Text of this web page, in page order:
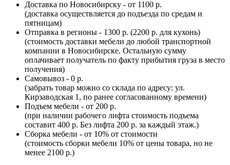
Доставка по Новосибирску - от 1100 р.
(доставка осуществляется до подъезда по средам и
пятницам)
Отправка в регионы - 1300 р. (2200 р. для кухонь)
(стоимость доставки мебели до любой транспортной
компании в Новосибирске. Остальную сумму
оплачивает получатель по факту прибытия груза в место
получения)
Самовывоз - 0 р.
(забрать товар можно со склада по адресу: ул.
Кирзаводская 1, по ранее согласованному времени)
Подъем мебели - от 200 р.
(при наличии рабочего лифта стоимость подъема
составит 400 р. Без лифта 200 р. за каждый этаж.)
Сборка мебели - от 10% от стоимости
(стоимость сборки мебели 10% от цены товара, но не
менее 2100 р.)